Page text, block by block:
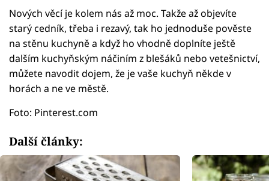
Nových věcí je kolem nás až moc. Takže až objevíte
starý cedník, třeba i rezavý, tak ho jednoduše pověste
na stěnu kuchyně a když ho vhodně doplníte ještě
dalším kuchyňským náčiním z blešáků nebo vetešnictví,
můžete navodit dojem, že je vaše kuchyň někde v
horách a ne ve městě.
Foto: Pinterest.com
Další články: